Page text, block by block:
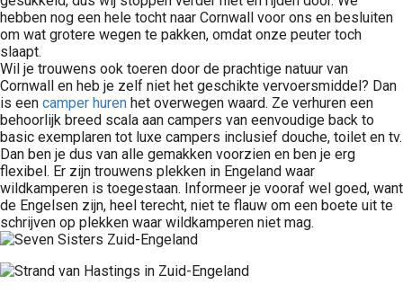
hebben nog een hele tocht naar Cornwall voor ons en besluiten
om wat grotere wegen te pakken, omdat onze peuter toch
slaapt.
Wil je trouwens ook toeren door de prachtige natuur van
Cornwall en heb je zelf niet het geschikte vervoersmiddel? Dan
is een camper huren het overwegen waard. Ze verhuren een
behoorlijk breed scala aan campers van eenvoudige back to
basic exemplaren tot luxe campers inclusief douche, toilet en tv.
Dan ben je dus van alle gemakken voorzien en ben je erg
flexibel. Er zijn trouwens plekken in Engeland waar
wildkamperen is toegestaan. Informeer je vooraf wel goed, want
de Engelsen zijn, heel terecht, niet te flauw om een boete uit te
schrijven op plekken waar wildkamperen niet mag.